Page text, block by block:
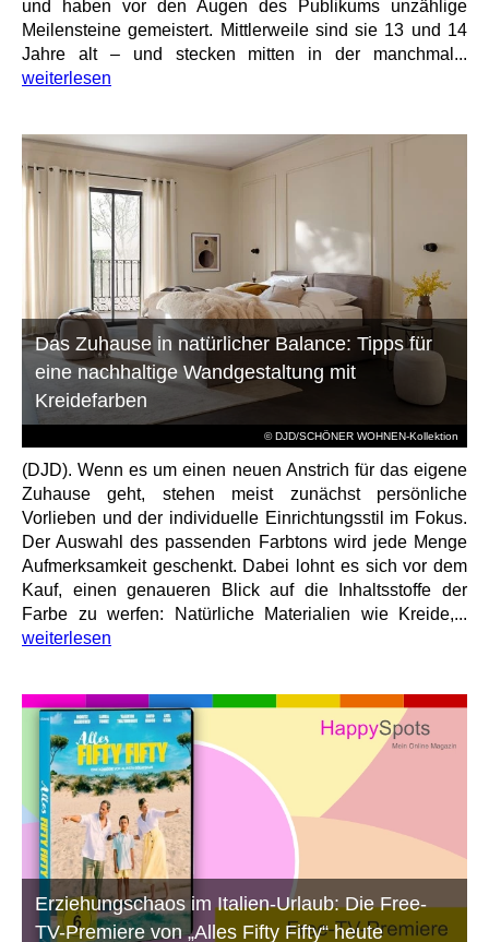
und haben vor den Augen des Publikums unzählige
Meilensteine gemeistert. Mittlerweile sind sie 13 und 14
Jahre alt – und stecken mitten in der manchmal...
weiterlesen
© DJD/SCHÖNER WOHNEN-Kollektion
Das Zuhause in natürlicher Balance: Tipps für
eine nachhaltige Wandgestaltung mit
Kreidefarben
(DJD). Wenn es um einen neuen Anstrich für das eigene
Zuhause geht, stehen meist zunächst persönliche
Vorlieben und der individuelle Einrichtungsstil im Fokus.
Der Auswahl des passenden Farbtons wird jede Menge
Aufmerksamkeit geschenkt. Dabei lohnt es sich vor dem
Kauf, einen genaueren Blick auf die Inhaltsstoffe der
Farbe zu werfen: Natürliche Materialien wie Kreide,...
weiterlesen
Erziehungschaos im Italien-Urlaub: Die Free-
TV-Premiere von „Alles Fifty Fifty“ heute